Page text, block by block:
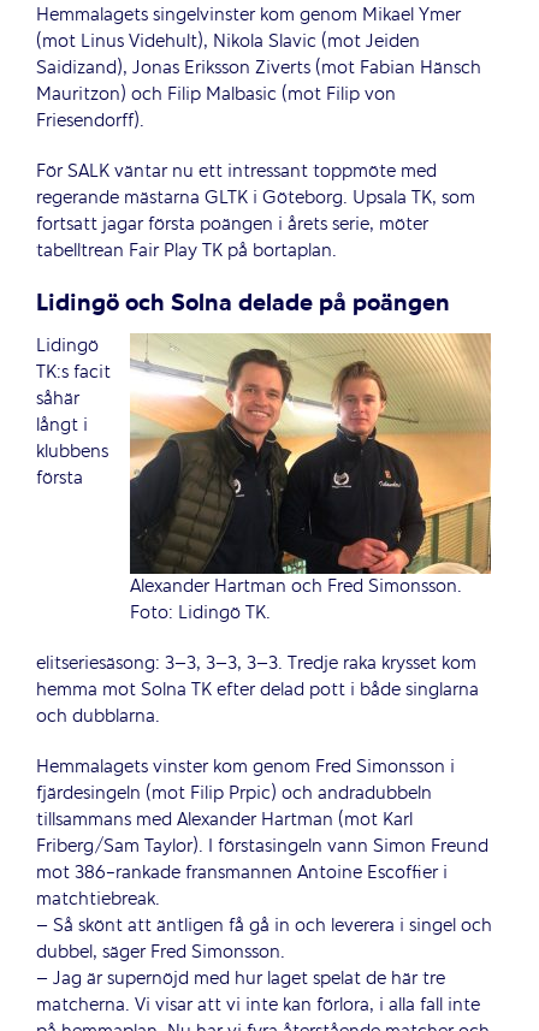
Hemmalagets singelvinster kom genom Mikael Ymer
(mot Linus Videhult), Nikola Slavic (mot Jeiden
Saidizand), Jonas Eriksson Ziverts (mot Fabian Hänsch
Mauritzon) och Filip Malbasic (mot Filip von
Friesendorff).
För SALK väntar nu ett intressant toppmöte med
regerande mästarna GLTK i Göteborg. Upsala TK, som
fortsatt jagar första poängen i årets serie, möter
tabelltrean Fair Play TK på bortaplan.
Lidingö och Solna delade på poängen
Alexander Hartman och Fred Simonsson.
Foto: Lidingö TK.
Lidingö
TK:s facit
såhär
långt i
klubbens
första
elitseriesäsong: 3–3, 3–3, 3–3. Tredje raka krysset kom
hemma mot Solna TK efter delad pott i både singlarna
och dubblarna.
Hemmalagets vinster kom genom Fred Simonsson i
fjärdesingeln (mot Filip Prpic) och andradubbeln
tillsammans med Alexander Hartman (mot Karl
Friberg/Sam Taylor). I förstasingeln vann Simon Freund
mot 386-rankade fransmannen Antoine Escoffier i
matchtiebreak.
– Så skönt att äntligen få gå in och leverera i singel och
dubbel, säger Fred Simonsson.
– Jag är supernöjd med hur laget spelat de här tre
matcherna. Vi visar att vi inte kan förlora, i alla fall inte